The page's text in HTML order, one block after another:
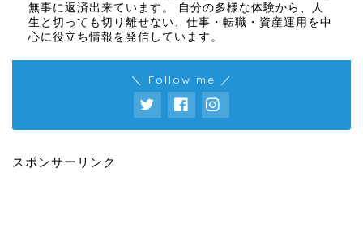
無事に返済出来ています。 自分の多様な体験から、人
生と切っても切り離せない、仕事・転職・資産運用を中
心に役立ち情報を発信しています。
＼ Follow me ／
スポンサーリンク